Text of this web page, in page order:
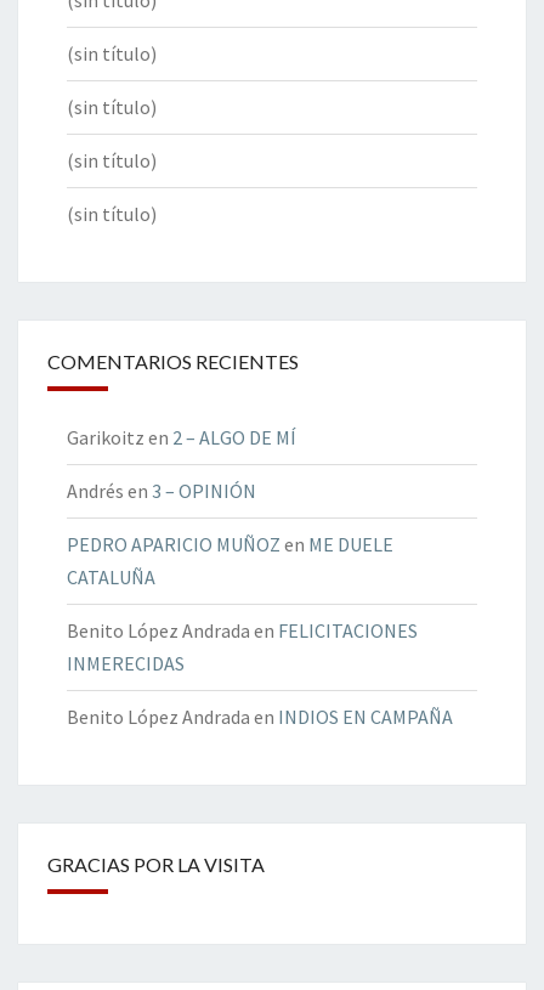
(sin título)
(sin título)
(sin título)
(sin título)
COMENTARIOS RECIENTES
Garikoitz en 2 – ALGO DE MÍ
Andrés en 3 – OPINIÓN
PEDRO APARICIO MUÑOZ en ME DUELE
CATALUÑA
Benito López Andrada en FELICITACIONES
INMERECIDAS
Benito López Andrada en INDIOS EN CAMPAÑA
GRACIAS POR LA VISITA